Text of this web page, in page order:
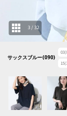
サックスブルー(090)
3/32